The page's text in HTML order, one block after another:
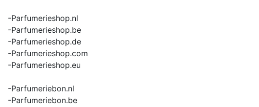
-Parfumerieshop.nl
-Parfumerieshop.be
-Parfumerieshop.de
-Parfumerieshop.com
-Parfumerieshop.eu
-Parfumeriebon.nl
-Parfumeriebon.be